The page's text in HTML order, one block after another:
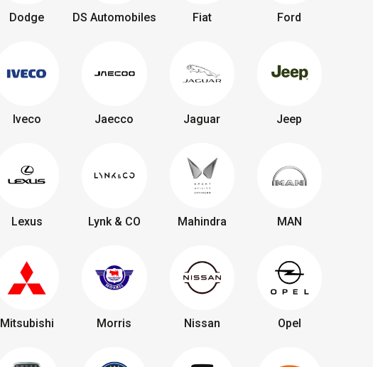
Dodge DS Automobiles Fiat Ford
Iveco Jaecco Jaguar Jeep
Lexus Lynk & CO Mahindra MAN
Mitsubishi Morris Nissan Opel